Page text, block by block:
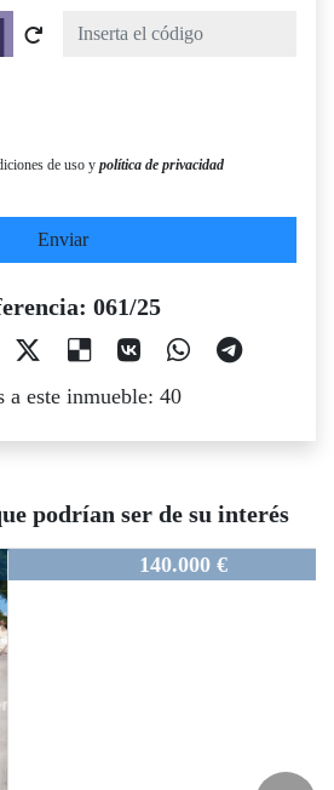
de uso y política de privacidad
Enviar
061/25
a este inmueble: 40
podrían ser de su interés